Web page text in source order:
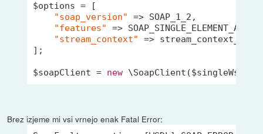
$options = [
"soap_version"
=> SOAP_1_2,
"features"
=>
"stream_context"
=>
];
$soapClient = new
Brez izjeme mi vsi vrnejo enak Fatal Error: